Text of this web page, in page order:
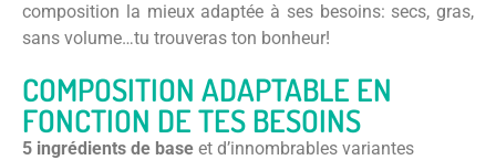
composition la mieux adaptée à ses besoins: secs, gras,
sans volume…tu trouveras ton bonheur!
COMPOSITION ADAPTABLE EN
FONCTION DE TES BESOINS
5 ingrédients de base et d’innombrables variantes